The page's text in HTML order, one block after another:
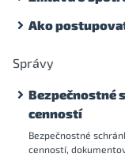
Ako
Správy
Bezpečnostné
cenností
Bezpečnostné
cenností,